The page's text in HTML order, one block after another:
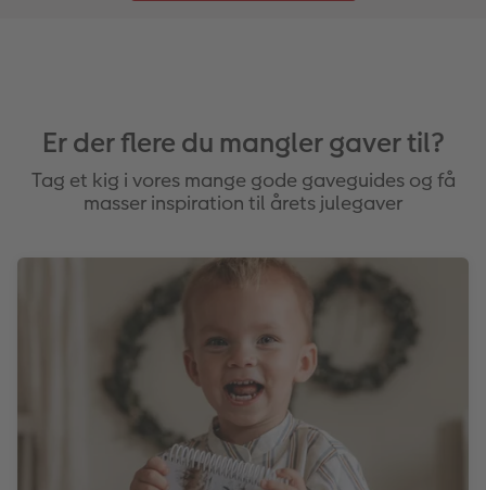
Er der flere du mangler gaver til?
Tag et kig i vores mange gode gaveguides og få
masser inspiration til årets julegaver